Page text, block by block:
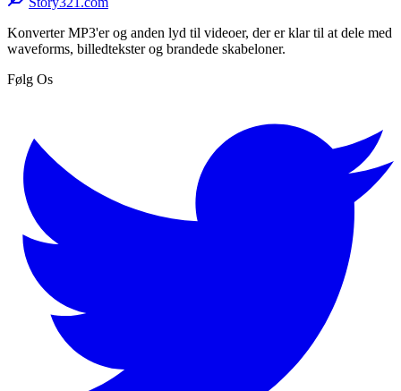
Konverter MP3'er og anden lyd til videoer, der er klar til at dele med
waveforms, billedtekster og brandede skabeloner.
Følg Os